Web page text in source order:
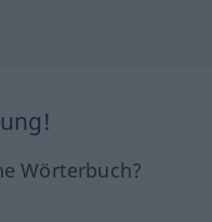
Wörterbuch?